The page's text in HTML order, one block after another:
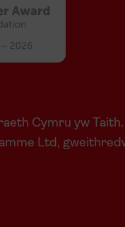
Cymru yw
Ltd,